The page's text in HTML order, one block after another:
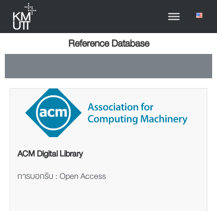
Reference Database
ACM Digital Library
การบอกรับ : Open Access